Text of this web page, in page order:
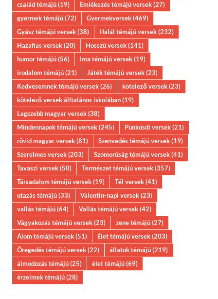
család témájú(19) Emlékezés témájú versek(27)
gyermek témájú(72) Gyermekversek(469)
Gyász témájú versek(38) Halál témájú versek(232)
Hazafias versek(20) Hosszú versek(141)
humor témájú(56) Ima témájú versek(19)
irodalom témájú(21) Játék témájú versek(23)
Kedvesemnek témájú versek(26) kötelező versek(23)
kötelező versek álltalános iskolában(19)
Legszebb magyar versek(38)
Mindennapok témájú versek(245) Pünkösdi versek(21)
rövid magyar versek(81) Szenvedés témájú versek(19)
Szerelmes versek(203) Szomorúság témájú versek(41)
Tavaszi versek(50) Természet témájú versek(357)
Társadalom témájú versek(19) Tél versek(41)
utazás témájú(33) Valentin-napi versek(23)
vallás témájú(64) Vallás témájú versek(42)
Vágyakozás témájú versek(23) zene témájú(27)
Álom témájú versek(51) Élet témájú versek(203)
Öregedés témájú versek(22) állatok témájú(219)
álmodozás témájú(25) élet témájú(69)
érzelmek témájú(28)